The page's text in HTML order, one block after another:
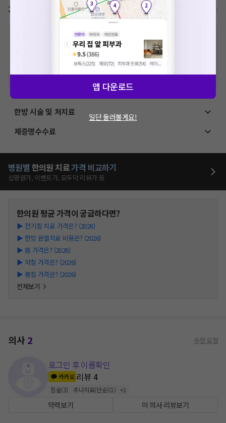
가격표 비급여/급여 진료란?
추가비용 등으로 실제 가격과 상이할 수 있으니, 정확
한 가격은 해당 의료기관에 직접 문의해주세요.
건강보험심사평가원
에 고지되어 있는 급여 진료 기준 가
격입니다. (진료와 연관된 복합적인 비용이 추가되어, 병원마다 금액이 다르게
한방 시술 및 처치료
제증명수수료
병원별 한의원 치료가격 비교하기
심평원가, 이벤트가, 모두닥 리뷰가 등
한의원평균 가격이 궁금하다면?
▶ 전기침 치료 가격은? (2026)
▶ 한방 온열치료 비용은? (2026)
▶ 뜸 가격은? (2026)
▶ 약침 가격은? (2026)
▶ 봉침 가격은? (2026)
전체보기
의사2 수정 요청
로그인 후 이름확인
카카오 리뷰4
침술(3) 추나치료(단순)(1 ) +1
약력보기 이 의사 리뷰보기
앱 다운로드
일단 둘러볼게요!